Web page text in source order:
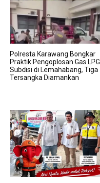
Polresta Karawang Bongkar
Praktik Pengoplosan Gas LPG
Subdisi di Lemahabang, Tiga
Tersangka Diamankan